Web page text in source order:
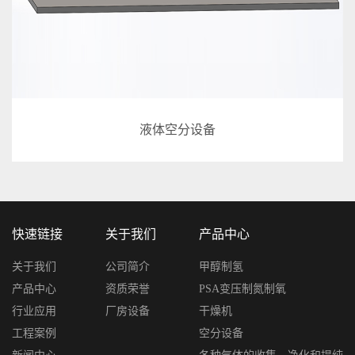
液体空分设备
快速链接
关于我们
产品中心
行业应用
工程案例
关于我们
公司简介
资质荣誉
厂房设备
产品中心
甲醇制氢
PSA变压制氮制氧
干燥机
空分设备